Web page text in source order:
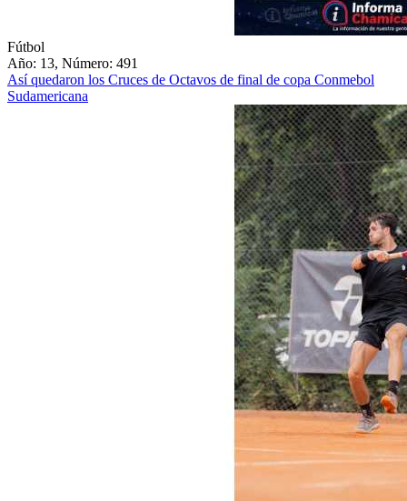
Fútbol
Año: 13, Número: 491
Así quedaron los Cruces de Octavos de final de copa Conmebol
Sudamericana